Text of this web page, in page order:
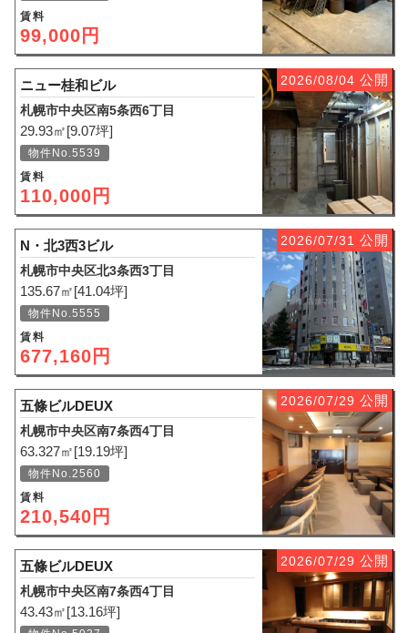
賃料
99,000円
2026/08/04 公開
ニュー桂和ビル
札幌市中央区南5条西6丁目
29.93㎡[9.07坪]
物件No.5539
賃料
110,000円
2026/07/31 公開
N・北3西3ビル
札幌市中央区北3条西3丁目
135.67㎡[41.04坪]
物件No.5555
賃料
677,160円
2026/07/29 公開
五條ビルDEUX
札幌市中央区南7条西4丁目
63.327㎡[19.19坪]
物件No.2560
賃料
210,540円
2026/07/29 公開
五條ビルDEUX
札幌市中央区南7条西4丁目
43.43㎡[13.16坪]